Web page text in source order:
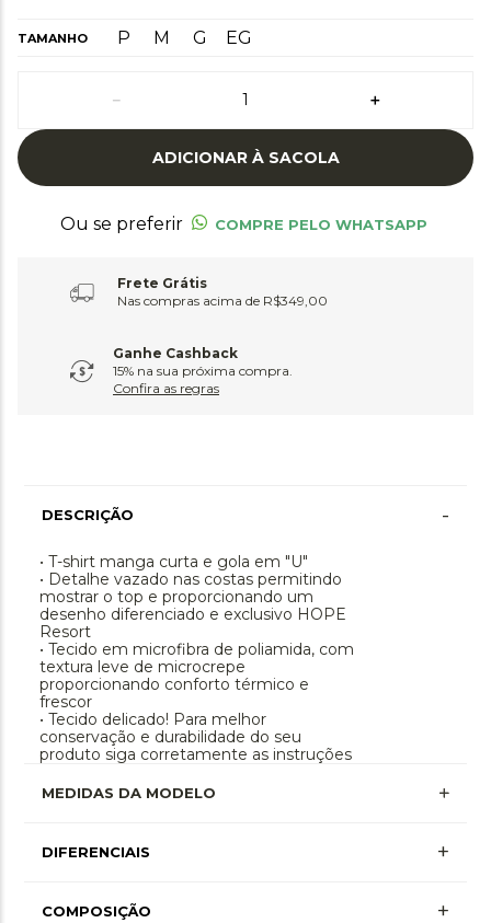
TAMANHO EG
G
M
P
＋
－
ADICIONAR À SACOLA
Ou se preferir COMPRE PELO WHATSAPP
Frete Grátis
Nas compras acima de R$349,00
Ganhe Cashback
15% na sua próxima compra.
Confira as regras
DESCRIÇÃO -
• T-shirt manga curta e gola em "U"
• Detalhe vazado nas costas permitindo
mostrar o top e proporcionando um
desenho diferenciado e exclusivo HOPE
Resort
• Tecido em microfibra de poliamida, com
textura leve de microcrepe
proporcionando conforto térmico e
frescor
• Tecido delicado! Para melhor
conservação e durabilidade do seu
produto siga corretamente as instruções
MEDIDAS DA MODELO
DIFERENCIAIS +
COMPOSIÇÃO +